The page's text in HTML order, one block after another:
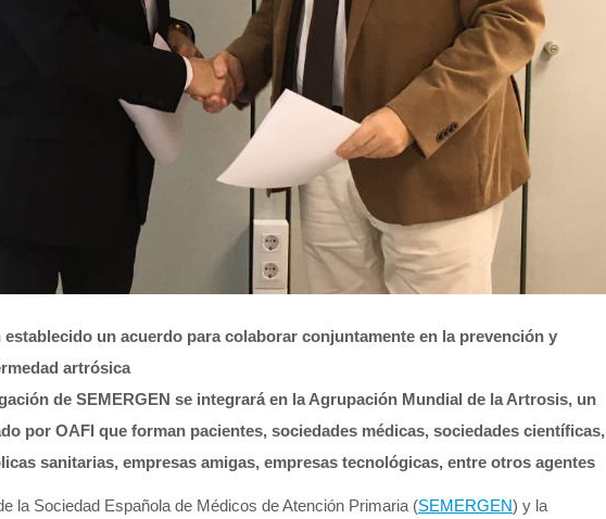
un acuerdo para colaborar conjuntamente en la prevención y
artrósica
de SEMERGEN se integrará en la Agrupación Mundial de la Artrosis, un
por OAFI que forman pacientes, sociedades médicas, sociedades científicas,
sanitarias, empresas amigas, empresas tecnológicas, entre otros agentes
la Sociedad Española de Médicos de Atención Primaria (SEMERGEN) y la